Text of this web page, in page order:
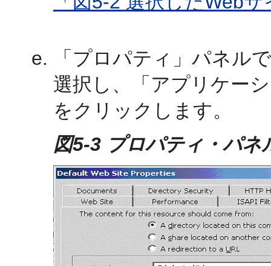
「プロパティ」パネル
選択し、「アプリケー
をクリックします。
図5-3 プロパティ・パネ